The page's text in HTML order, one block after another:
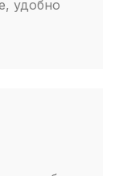
удобно